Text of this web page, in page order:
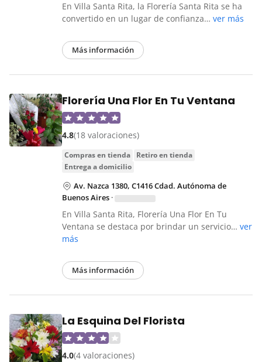
En Villa Santa Rita, la Florería Santa Rita se ha
convertido en un lugar de confianza… ver más
Más información
Florería Una Flor En Tu Ventana
4.8(18 valoraciones)
compras en tienda
retiro en tienda
entrega a domicilio
Av. Nazca 1380, C1416 Cdad. Autónoma de
Buenos Aires ·
En Villa Santa Rita, Florería Una Flor En Tu
Ventana se destaca por brindar un servicio… ver
más
Más información
La Esquina Del Florista
4.0(4 valoraciones)